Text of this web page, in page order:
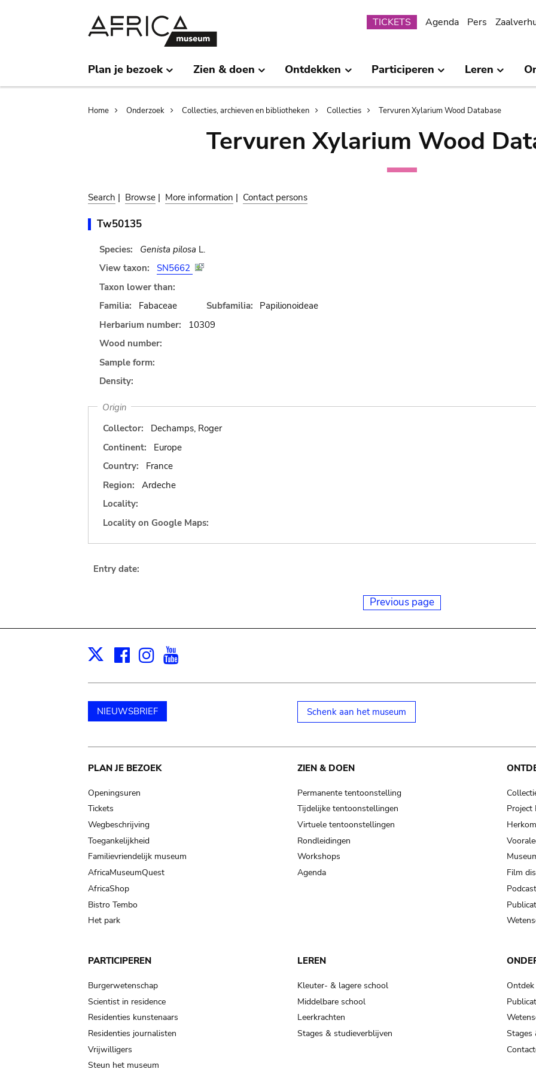
Submenu
TICKETS Agenda Pers
Plan je bezoek Zien & doen Ontdekken Participeren Leren
Breadcrumb
Home Onderzoek Collecties, archieven en bibliotheken Collecties Tervuren Xylarium Wood Database
Tervuren Xylarium Wood
Search | Browse | More information | Contact persons
Tw50135
Species: Genista pilosa L.
View taxon:
SN5662
Taxon lower than:
Familia:
Fabaceae Subfamilia:
Papilionoideae
Herbarium number:
10309
Wood number:
Sample form:
Density:
Origin
Collector:
Dechamps, Roger
Continent:
Europe
Country:
France
Region:
Ardeche
Locality:
Locality on Google Maps:
Entry date:
Previous page
X Facebook
Instagram
NIEUWSBRIEF Schenk aan het museum
Main
navigation
PLAN JE BEZOEK
Openingsuren
Tickets
Wegbeschrijving
Toegankelijkheid
Familievriendelijk museum
AfricaMuseumQuest
AfricaShop
Bistro Tembo
Het park
ZIEN & DOEN
Permanente tentoonstelling
Tijdelijke tentoonstellingen
Virtuele tentoonstellingen
Rondleidingen
Workshops
Agenda
Project
Film
PARTICIPEREN
Burgerwetenschap
Scientist in residence
Residenties kunstenaars
Residenties journalisten
Vrijwilligers
Steun het museum
LEREN
Kleuter- & lagere school
Middelbare school
Leerkrachten
Stages & studieverblijven
Stages